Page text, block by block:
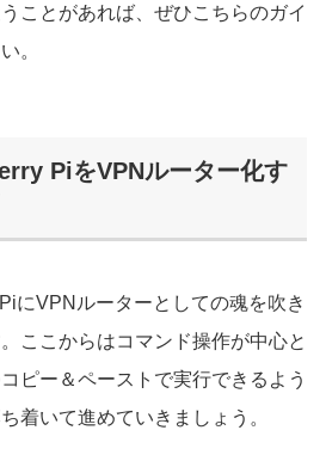
ことがあれば、ぜひこちらのガイ
。
PiをVPNルーター化す
にVPNルーターとしての魂を吹き
ここからはコマンド操作が中心と
ピー＆ペーストで実行できるよう
着いて進めていきましょう。